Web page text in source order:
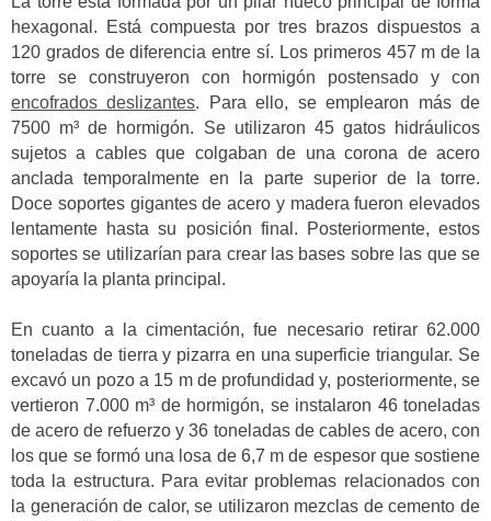
hexagonal. Está compuesta por tres brazos dispuestos a
120 grados de diferencia entre sí. Los primeros 457 m de la
torre se construyeron con hormigón postensado y con
encofrados deslizantes. Para ello, se emplearon más de
7500 m³ de hormigón. Se utilizaron 45 gatos hidráulicos
sujetos a cables que colgaban de una corona de acero
anclada temporalmente en la parte superior de la torre.
Doce soportes gigantes de acero y madera fueron elevados
lentamente hasta su posición final. Posteriormente, estos
soportes se utilizarían para crear las bases sobre las que se
apoyaría la planta principal.
En cuanto a la cimentación, fue necesario retirar 62.000
toneladas de tierra y pizarra en una superficie triangular. Se
excavó un pozo a 15 m de profundidad y, posteriormente, se
vertieron 7.000 m³ de hormigón, se instalaron 46 toneladas
de acero de refuerzo y 36 toneladas de cables de acero, con
los que se formó una losa de 6,7 m de espesor que sostiene
toda la estructura. Para evitar problemas relacionados con
la generación de calor, se utilizaron mezclas de cemento de